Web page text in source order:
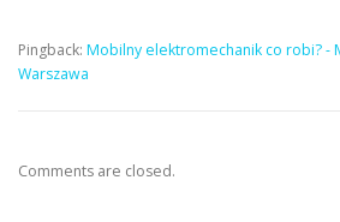
Pingback: Mobilny elektromechanik co robi? -
Warszawa
Comments are closed.